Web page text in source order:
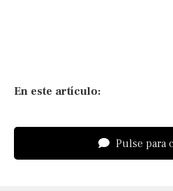
En este artículo:
Pulse para